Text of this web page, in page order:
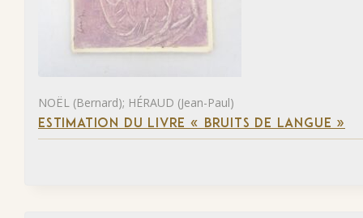
NOËL (Bernard); HÉRAUD (Jean-Paul)
ESTIMATION DU LIVRE « BRUITS DE LANGUE »